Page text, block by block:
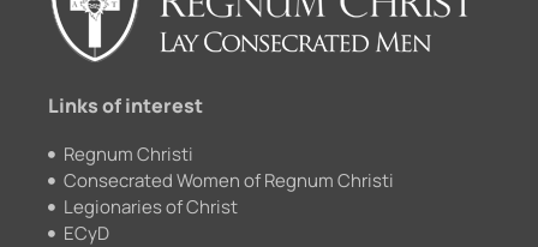
o
k
e r
Links of interest
Regnum Christi
Consecrated Women of Regnum Christi
Legionaries of Christ
ECyD